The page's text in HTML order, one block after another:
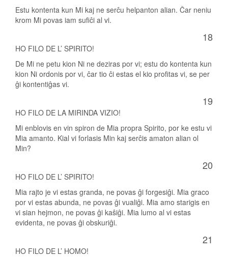
Estu kontenta kun Mi kaj ne serĉu helpanton alian. Ĉar neniu
krom Mi povas iam sufiĉi al vi.
18
HO FILO DE L’ SPIRITO!
De Mi ne petu kion Ni ne deziras por vi; estu do kontenta kun
kion Ni ordonis por vi, ĉar tio ĉi estas el kio profitas vi, se per
ĝi kontentiĝas vi.
19
HO FILO DE LA MIRINDA VIZIO!
Mi enblovis en vin spiron de Mia propra Spirito, por ke estu vi
Mia amanto. Kial vi forlasis Min kaj serĉis amaton alian ol
Min?
20
HO FILO DE L’ SPIRITO!
Mia rajto je vi estas granda, ne povas ĝi forgesiĝi. Mia graco
por vi estas abunda, ne povas ĝi vualiĝi. Mia amo starigis en
vi sian hejmon, ne povas ĝi kaŝiĝi. Mia lumo al vi estas
evidenta, ne povas ĝi obskuriĝi.
21
HO FILO DE L’ HOMO!